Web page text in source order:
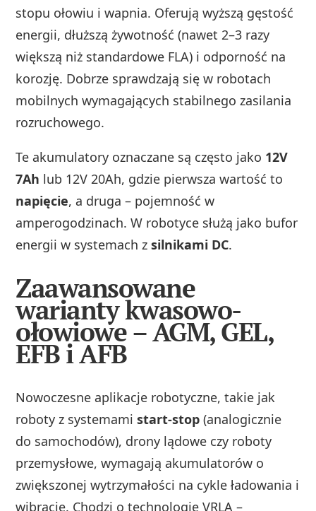
stopu ołowiu i wapnia. Oferują wyższą gęstość
energii, dłuższą żywotność (nawet 2–3 razy
większą niż standardowe FLA) i odporność na
korozję. Dobrze sprawdzają się w robotach
mobilnych wymagających stabilnego zasilania
rozruchowego.
Te akumulatory oznaczane są często jako 12V
7Ah lub 12V 20Ah, gdzie pierwsza wartość to
napięcie, a druga – pojemność w
amperogodzinach. W robotyce służą jako bufor
energii w systemach zsilnikami DC.
Zaawansowane
warianty kwasowo-
ołowiowe – AGM, GEL,
EFB i AFB
Nowoczesne aplikacje robotyczne, takie jak
roboty z systemamistart-stop (analogicznie
do samochodów), drony lądowe czy roboty
przemysłowe, wymagają akumulatorów o
zwiększonej wytrzymałości na cykle ładowania i
wibracje. Chodzi o technologie VRLA –